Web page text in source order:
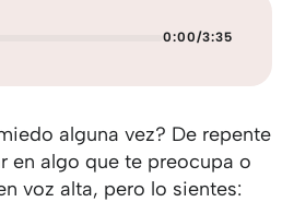
0:00/3:35
alguna vez? De repente
en algo que te preocupa o
voz alta, pero lo sientes: